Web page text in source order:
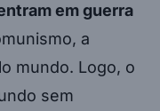
em guerra
a
mundo. Logo, o
sem